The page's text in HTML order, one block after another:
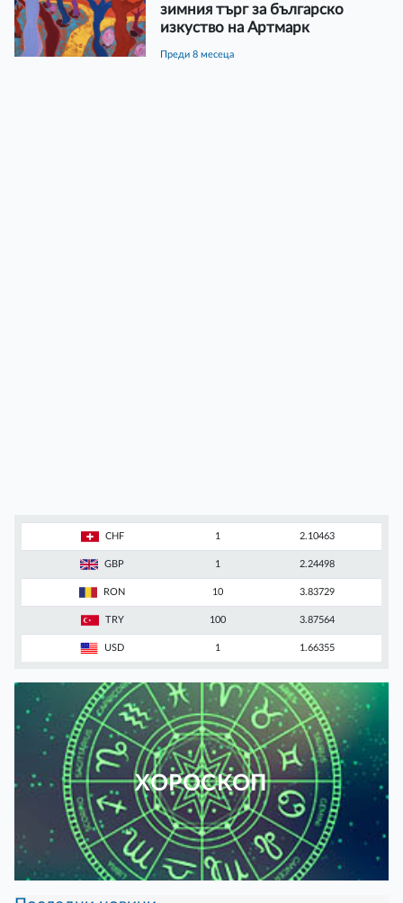
зимния търг за българско
изкуство на Артмарк
преди 8 месеца
CHF 1 2.10463
GBP 1 2.24498
RON 10 3.83729
TRY 100 3.87564
USD 1 1.66355
ХОРОСКОП